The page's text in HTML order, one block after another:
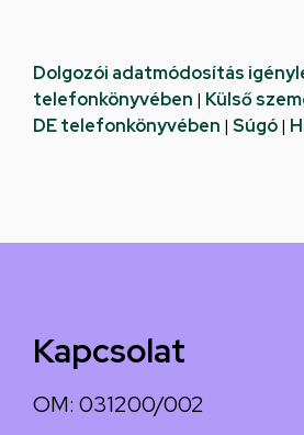
Dolgozói adatmódosítás
telefonkönyvében | Külső
DE telefonkönyvében | Súgó|
Kapcsolat
OM: 031200/002